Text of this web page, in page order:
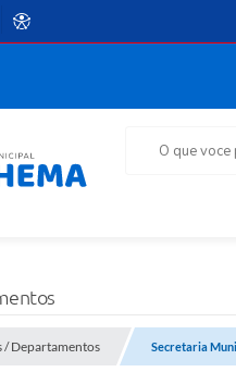
O que voce
/ Departamentos Secretaria